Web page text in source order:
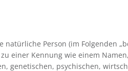
Person (im Folgenden
einer Kennung wie einem
genetischen, psychischen,